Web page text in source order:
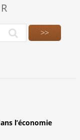
l’économie